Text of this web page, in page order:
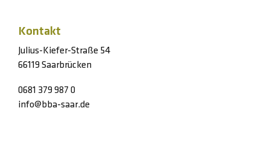
Kontakt
Julius-Kiefer-Straße 54
66119 Saarbrücken
0681 379 987 0
info@bba-saar.de